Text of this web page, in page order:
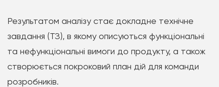
Результатом аналізу стає докладне технічне
завдання (ТЗ), в якому описуються функціональні
та нефункціональні вимоги до продукту, а також
створюється покроковий план дій для команди
розробників.